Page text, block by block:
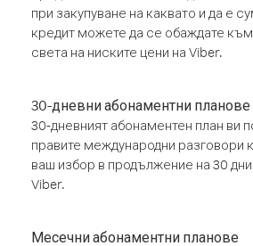
при закупуване на каквато и да е
кредит можете да се обаждате
света на ниските цени на Viber.
30-дневни абонаментни планове
30-дневният абонаментен план ви
правите международни разговори
ваш избор в продължение на 30
Viber.
Месечни абонаментни планове